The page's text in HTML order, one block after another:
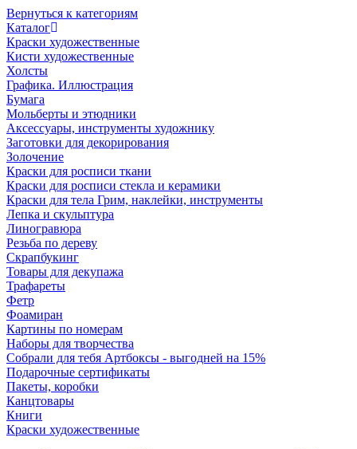
Вернуться к категориям
Каталог
Краски художественные
Кисти художественные
Холсты
Графика. Иллюстрация
Бумага
Мольберты и этюдники
Аксессуары, инструменты художнику
Заготовки для декорирования
Золочение
Краски для росписи ткани
Краски для росписи стекла и керамики
Краски для тела Грим, наклейки, инструменты
Лепка и скульптура
Линогравюра
Резьба по дереву
Скрапбукинг
Товары для декупажа
Трафареты
Фетр
Фоамиран
Картины по номерам
Наборы для творчества
Собрали для тебя Артбоксы - выгодней на 15%
Подарочные сертификаты
Пакеты, коробки
Канцтовары
Книги
Краски художественные